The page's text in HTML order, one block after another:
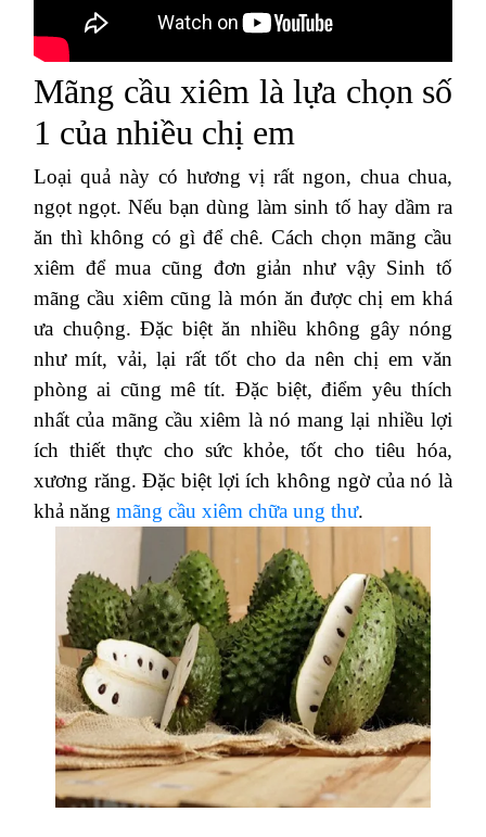
Mãng cầu xiêm là lựa chọn số
1 của nhiều chị em
Loại quả này có hương vị rất ngon, chua chua,
ngọt ngọt. Nếu bạn dùng làm sinh tố hay dầm ra
ăn thì không có gì để chê. Cách chọn mãng cầu
xiêm để mua cũng đơn giản như vậy Sinh tố
mãng cầu xiêm cũng là món ăn được chị em khá
ưa chuộng. Đặc biệt ăn nhiều không gây nóng
như mít, vải, lại rất tốt cho da nên chị em văn
phòng ai cũng mê tít. Đặc biệt, điểm yêu thích
nhất của mãng cầu xiêm là nó mang lại nhiều lợi
ích thiết thực cho sức khỏe, tốt cho tiêu hóa,
xương răng. Đặc biệt lợi ích không ngờ của nó là
khả năng mãng cầu xiêm chữa ung thư.